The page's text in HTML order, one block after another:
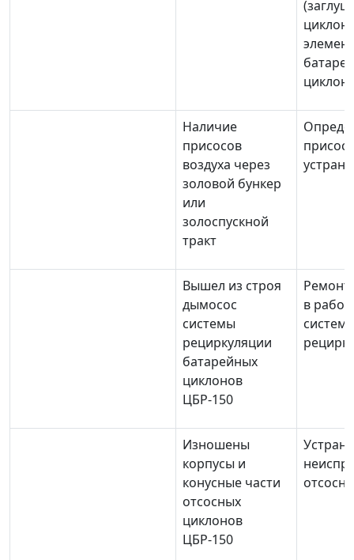
Наличие
присосов
воздуха через
золовой бункер
или
золоспускной
тракт
Вышел из строя
дымосос
системы
рециркуляции
батарейных
циклонов
ЦБР-150
Ремонт
в
Изношены
корпусы и
конусные части
отсосных
циклонов
ЦБР-150